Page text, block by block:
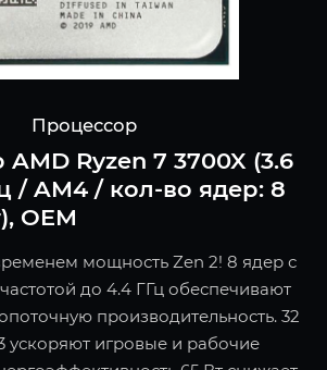
Процессор
Ryzen 7 3700X (3.6
/ AM4 / кол-во ядер: 8
OEM
мощность Zen 2! 8 ядер с
до 4.4 ГГц обеспечивают
производительность. 32
ускоряют игровые и рабочие